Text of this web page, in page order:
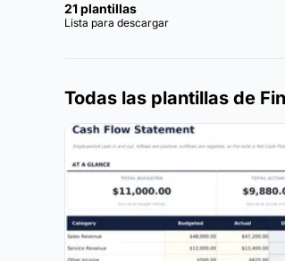
21 plantillas
Lista para descargar
Todas las plantillas de